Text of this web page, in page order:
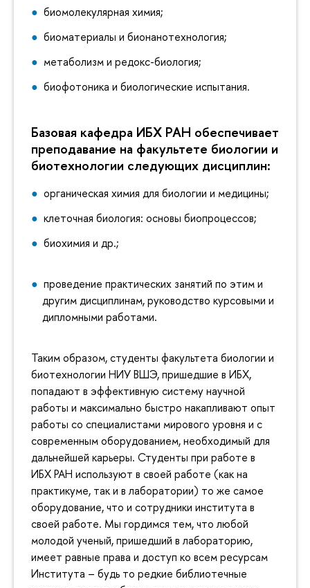
биомолекулярная химия;
биоматериалы и бионанотехнология;
метаболизм и редокс-биология;
биофотоника и биологические испытания.
Базовая кафедра ИБХ РАН обеспечивает
преподавание на факультете биологии и
биотехнологии следующих дисциплин:
органическая химия для биологии и медицины;
клеточная биология: основы биопроцессов;
биохимия и др.;
проведение практических занятий по этим и
другим дисциплинам, руководство курсовыми и
дипломными работами.
Таким образом, студенты факультета биологии и
биотехнологии НИУ ВШЭ, пришедшие в ИБХ,
попадают в эффективную систему научной
работы и максимально быстро накапливают опыт
работы со специалистами мирового уровня и с
современным оборудованием, необходимый для
дальнейшей карьеры. Студенты при работе в
ИБХ РАН используют в своей работе (как на
практикуме, так и в лаборатории) то же самое
оборудование, что и сотрудники института в
своей работе. Мы гордимся тем, что любой
молодой ученый, пришедший в лабораторию,
имеет равные права и доступ ко всем ресурсам
Института – будь то редкие библиотечные